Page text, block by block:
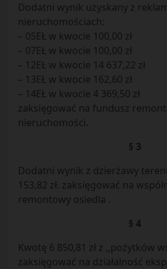
Dodatni wynik uzyskany z
nieruchomościach:
– 05EŁ w kwocie 100,00 zł
– 07EŁ w kwocie 100,00 zł
– 12EŁ w kwocie 14 637,22 zł
– 13EŁ w kwocie 162,60 zł
– 14EŁ w kwocie 4 369,50 zł
zaksięgować na fundusz
nieruchomości.
§ 3
Dodatni wynik z dzierżawy
153,82 zł. zaksięgować na
remontowy osiedla .
§ 4
Kwotę 6 850,81 zł z ,,pożytków
zaksięgować na działalność